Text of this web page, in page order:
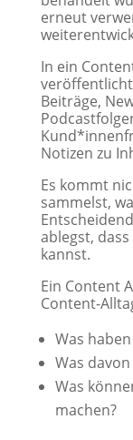
erneut
In ein
Beiträge,
Notizen zu
Es kommt
sammelst,
ablegst,
kannst.
Ein Content
Content-
Was
Was
Was
machen?